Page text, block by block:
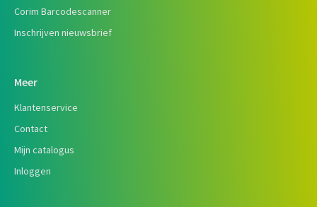
Corim Barcodescanner
Inschrijven nieuwsbrief
Meer
Klantenservice
Contact
Mijn catalogus
Inloggen